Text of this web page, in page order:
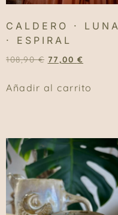
CALDERO · LUNA
· ESPIRAL
108,90€ 77,00 €
Añadir al carrito